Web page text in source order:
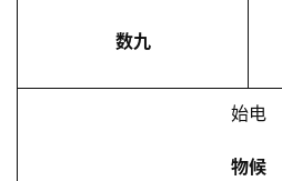
数九
始电
物候